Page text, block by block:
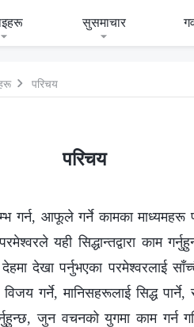
सुसमाचार
परिचय
परिचय
गर्न, आफूले गर्ने कामका माध्यमहरू
यही सिद्धान्तद्वारा काम
देखा पर्नुभएका परमेश्‍वरलाई
गर्ने, मानिसहरूलाई सिद्ध
जुन वचनको युगमा काम गर्न